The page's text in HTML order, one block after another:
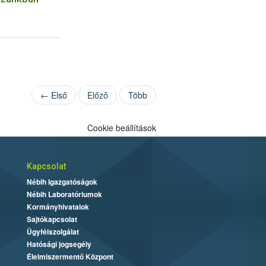
← Első Előző Több
Cookie beállítások
Kapcsolat
Nébih Igazgatóságok
Nébih Laboratóriumok
Kormányhivatalok
Sajtókapcsolat
Ügyfélszolgálat
Hatósági jogsegély
Élelmiszermentő Központ